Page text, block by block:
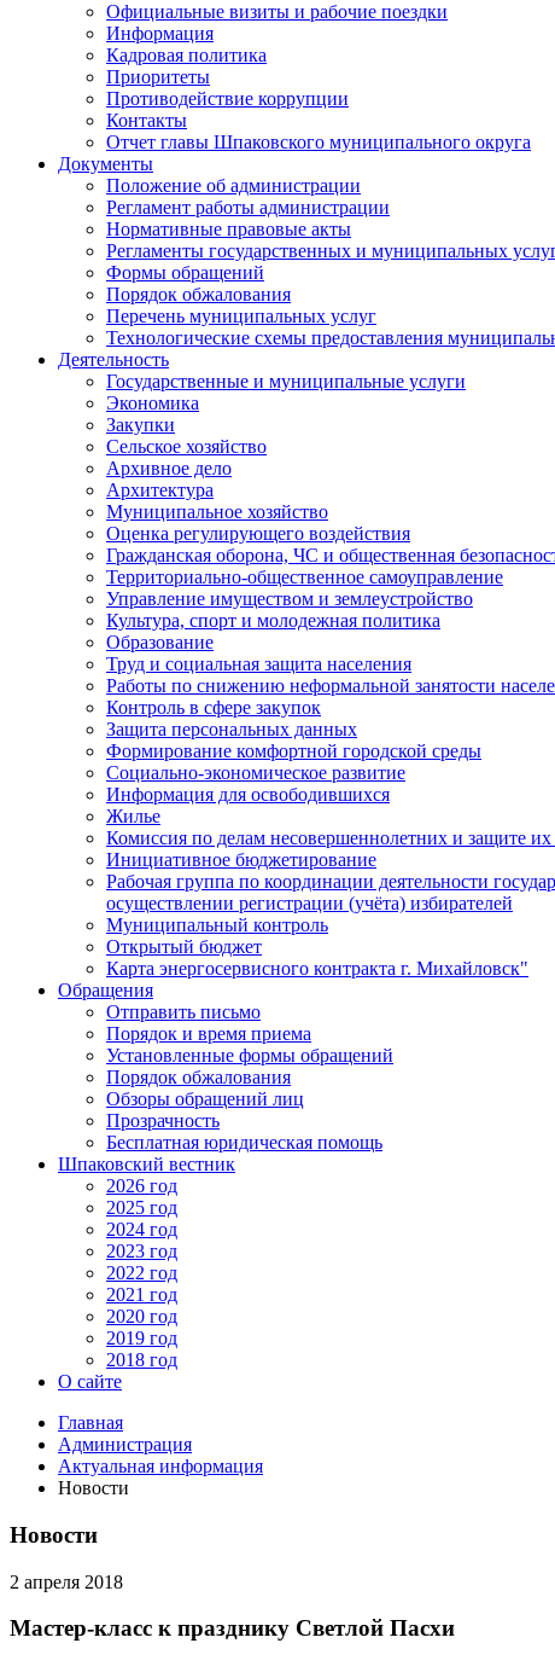
Официальные визиты и рабочие поездки
Информация
Кадровая политика
Приоритеты
Противодействие коррупции
Контакты
Отчет главы Шпаковского муниципального округа
Документы
Положение об администрации
Регламент работы администрации
Нормативные правовые акты
Регламенты государственных и муниципальных
Формы обращений
Порядок обжалования
Перечень муниципальных услуг
Технологические схемы предоставления
Деятельность
Государственные и муниципальные услуги
Экономика
Закупки
Сельское хозяйство
Архивное дело
Архитектура
Муниципальное хозяйство
Оценка регулирующего воздействия
Гражданская оборона, ЧС и общественная
Территориально-общественное самоуправление
Управление имуществом и землеустройство
Культура, спорт и молодежная политика
Образование
Труд и социальная защита населения
Работы по снижению неформальной занятости
Контроль в сфере закупок
Защита персональных данных
Формирование комфортной городской среды
Социально-экономическое развитие
Информация для освободившихся
Жилье
Комиссия по делам несовершеннолетних и защите их
Инициативное бюджетирование
Рабочая группа по координации деятельности
осуществлении регистрации (учёта) избирателей
Муниципальный контроль
Открытый бюджет
Карта энергосервисного контракта г. Михайловск"
Обращения
Отправить письмо
Порядок и время приема
Установленные формы обращений
Порядок обжалования
Обзоры обращений лиц
Прозрачность
Бесплатная юридическая помощь
Шпаковский вестник
2026 год
2025 год
2024 год
2023 год
2022 год
2021 год
2020 год
2019 год
2018 год
О сайте
Главная
Администрация
Актуальная информация
Новости
Новости
2 апреля 2018
Мастер-класс к празднику Светлой Пасхи